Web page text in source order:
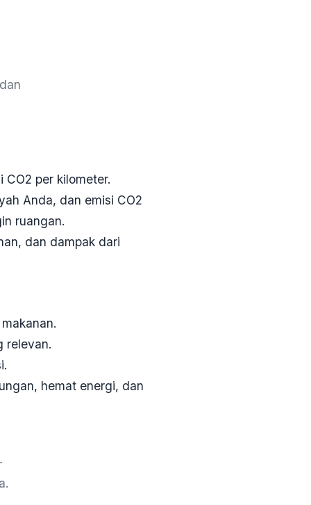
per kilometer.
Anda, dan emisi CO2
ruangan.
dan dampak dari
relevan.
hemat energi, dan